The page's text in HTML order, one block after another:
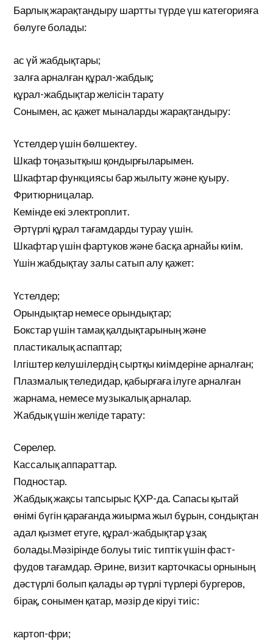
Барлық жарақтандыру шартты түрде үш категорияға
бөлуге болады:
ас үй жабдықтары;
залға арналған құрал-жабдық;
құрал-жабдықтар желісін тарату
Сонымен, ас қажет мыналарды жарақтандыру:
Үстелдер үшін бөлшектеу.
Шкаф тоңазытқыш қондырғыларымен.
Шкафтар функциясы бар жылыту және қуыру.
Фритюрницалар.
Кемінде екі электроплит.
Әртүрлі құрал тағамдарды турау үшін.
Шкафтар үшін фартуков және басқа арнайы киім.
Үшін жабдықтау залы сатып алу қажет:
Үстелдер;
Орындықтар немесе орындықтар;
Бокстар үшін тамақ қалдықтарының және
пластикалық аспаптар;
Ілгіштер келушілердің сыртқы киімдеріне арналған;
Плазмалық теледидар, қабырғаға ілуге арналған
жарнама, немесе музыкалық арналар.
Жабдық үшін желіде тарату:
Сөрелер.
Кассалық аппараттар.
Подностар.
Жабдық жақсы тапсырыс ҚХР-да. Сапасы қытай
өнімі бүгін қарағанда жиырма жыл бұрын, сондықтан
адал қызмет етуге, құрал-жабдықтар ұзақ
болады.Мәзірінде болуы тиіс типтік үшін фаст-
фудов тағамдар. Әрине, визит карточкасы орнының
дәстүрлі болып қалады әр түрлі түрлері бургеров,
бірақ, сонымен қатар, мәзір де кіруі тиіс:
картоп-фри;